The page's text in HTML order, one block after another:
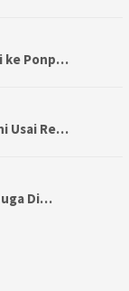
ke Ponp…
Usai Re…
Di…